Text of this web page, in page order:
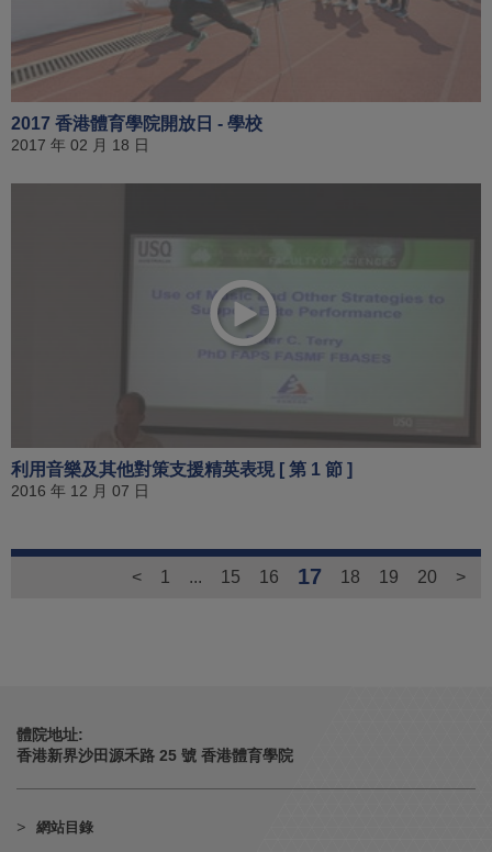
2017 香港體育學院開放日 - 學校
2017 年 02 月 18 日
利用音樂及其他對策支援精英表現 [ 第 1 節 ]
2016 年 12 月 07 日
< 1 ... 15 16 17 18 19 20 >
體院地址:
香港新界沙田源禾路 25 號 香港體育學院
網站目錄